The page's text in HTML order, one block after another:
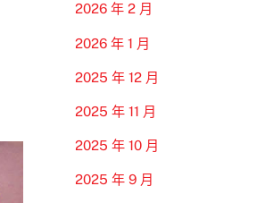
2026 年 2 月
2026 年 1 月
2025 年 12 月
2025 年 11 月
2025 年 10 月
2025 年 9 月